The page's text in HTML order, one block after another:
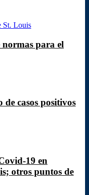
para el
casos positivos
19 en
otros puntos de